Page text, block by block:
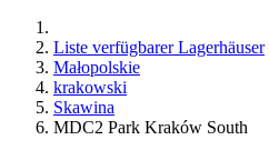
Liste verfügbarer Lagerhäuser
Małopolskie
krakowski
Skawina
MDC2 Park Kraków South